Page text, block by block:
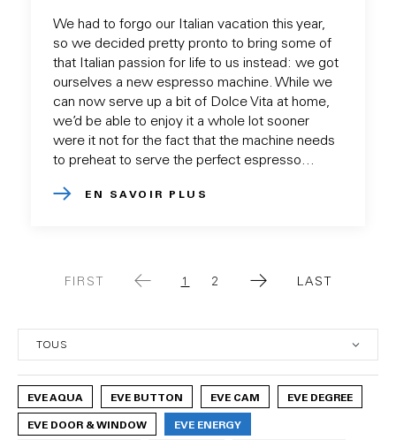
We had to forgo our Italian vacation this year,
so we decided pretty pronto to bring some of
that Italian passion for life to us instead: we got
ourselves a new espresso machine. While we
can now serve up a bit of Dolce Vita at home,
we’d be able to enjoy it a whole lot sooner
were it not for the fact that the machine needs
to preheat to serve the perfect espresso...
EN SAVOIR PLUS
FIRST
FIRST
CURRENT
1
PAGE
2
LAST
LAST
EVE AQUA EVE BUTTON EVE CAM
EVE DEGREE
EVE DOOR & WINDOW
EVE ENERGY